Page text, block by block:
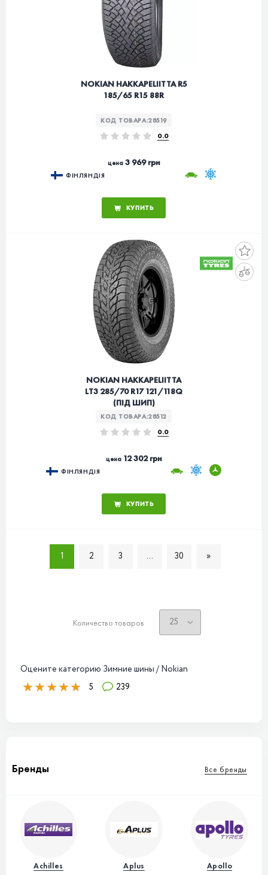
NOKIAN HAKKAPELIITTA R5
185/65 R15 88R
КОД ТОВАРА:28519
0.0
цена3 969 грн
ФІНЛЯНДІЯ
КУПИТЬ
NOKIAN HAKKAPELIITTA
LT3 285/70 R17 121/118Q
(ПІД ШИП)
КОД ТОВАРА:28512
0.0
цена12 302 грн
ФІНЛЯНДІЯ
КУПИТЬ
1 2 3 ... 30 »
Количество товаров
Оцените категорию Зимние шины / Nokian
5
239
Бренды Все бренды
Achilles Aplus Apollo